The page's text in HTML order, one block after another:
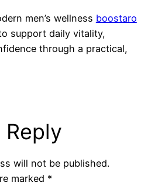
men’s wellness boostaro
support daily vitality,
through a practical,
Reply
will not be published.
marked *